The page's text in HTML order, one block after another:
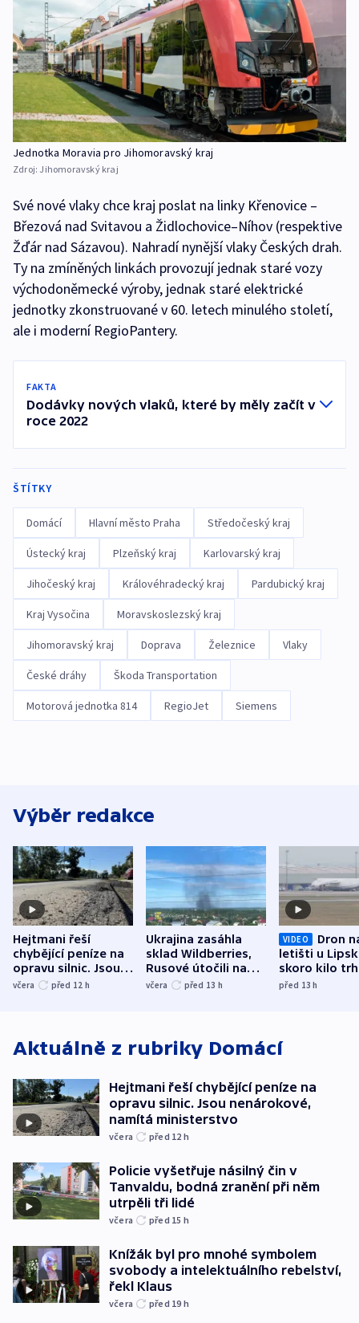
Jednotka Moravia pro Jihomoravský kraj
Zdroj: Jihomoravský kraj
Své nové vlaky chce kraj poslat na linky Křenovice –
Březová nad Svitavou a Židlochovice–Níhov (respektive
Žďár nad Sázavou). Nahradí nynější vlaky Českých drah.
Ty na zmíněných linkách provozují jednak staré vozy
východoněmecké výroby, jednak staré elektrické
jednotky zkonstruované v 60. letech minulého století,
ale i moderní RegioPantery.
FAKTA
Dodávky nových vlaků, které by měly začít v
roce 2022
ŠTÍTKY
Domácí Hlavní město Praha Středočeský kraj
Ústecký kraj Plzeňský kraj Karlovarský kraj
Jihočeský kraj Královéhradecký kraj Pardubický kraj
Kraj Vysočina Moravskoslezský kraj
Jihomoravský kraj Doprava Železnice Vlaky
České dráhy Škoda Transportation
Motorová jednotka 814 RegioJet Siemens
Výběr redakce
Hejtmani řeší
chybějící peníze na
opravu silnic. Jsou
nenárokové, namítá
včera před 12 h
Ukrajina zasáhla
sklad Wildberries,
Rusové útočili na
trh, hasiče či
včera před 13 h
VIDEO
Dron
letišti u
skoro kilo
indicie
před 13h
Aktuálně z rubriky Domácí
Hejtmani řeší chybějící peníze na
opravu silnic. Jsou nenárokové,
namítá ministerstvo
včera před 12 h
Policie vyšetřuje násilný čin v
Tanvaldu, bodná zranění při něm
utrpěli tři lidé
včera před 15 h
Knížák byl pro mnohé symbolem
svobody a intelektuálního rebelství,
řekl Klaus
včera před 19 h